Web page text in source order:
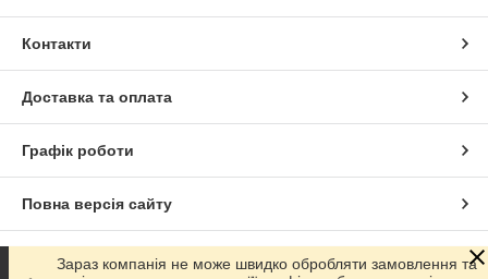
Контакти
Доставка та оплата
Графік роботи
Повна версія сайту
Сайт створено на маркетплейсі Prom.ua
Зараз компанія не може швидко обробляти замовлення та